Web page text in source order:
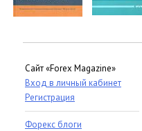
Сайт «Forex Magazine»
Вход в личный кабинет
Регистрация
Форекс блоги